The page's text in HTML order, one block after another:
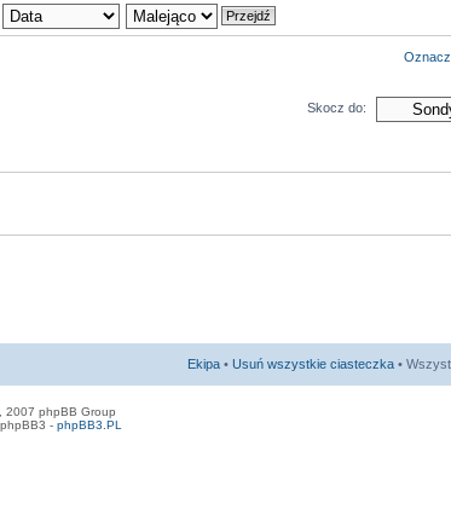
Skocz do:
Ekipa • Usuń wszystkie ciasteczka •
phpBB Group
- phpBB3.PL